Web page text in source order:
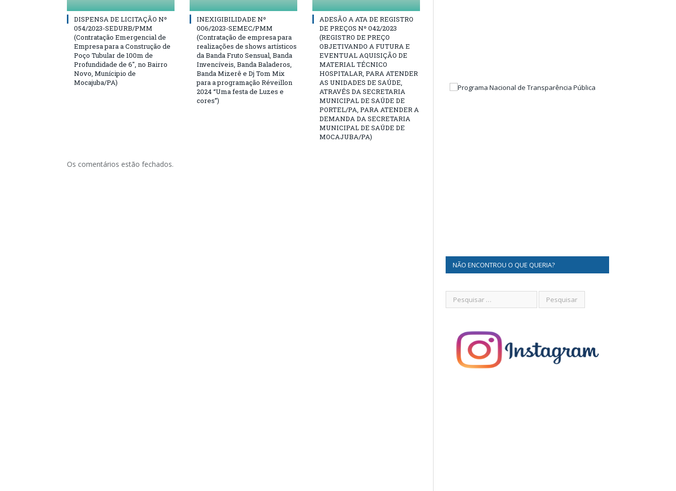
DISPENSA DE LICITAÇÃO Nº
054/2023-SEDURB/PMM
(Contratação Emergencial de
Empresa para a Construção de
Poço Tubular de 100m de
Profundidade de 6″, no Bairro
Novo, Munícipio de
Mocajuba/PA)
INEXIGIBILIDADE Nº
006/2023-SEMEC/PMM
(Contratação de empresa para
realizações de shows artísticos
da Banda Fruto Sensual, Banda
Invencíveis, Banda Baladeros,
Banda Mizerê e Dj Tom Mix
para a programação Réveillon
2024 “Uma festa de Luzes e
cores”)
ADESÃO A ATA DE REGISTRO
DE PREÇOS Nº 042/2023
(REGISTRO DE PREÇO
OBJETIVANDO A FUTURA E
EVENTUAL AQUISIÇÃO DE
MATERIAL TÉCNICO
HOSPITALAR, PARA ATENDER
AS UNIDADES DE SAÚDE,
ATRAVÉS DA SECRETARIA
MUNICIPAL DE SAÚDE DE
PORTEL/PA, PARA ATENDER A
DEMANDA DA SECRETARIA
MUNICIPAL DE SAÚDE DE
MOCAJUBA/PA)
Os comentários estão fechados.
NÃO ENCONTROU O QUE QUERIA?